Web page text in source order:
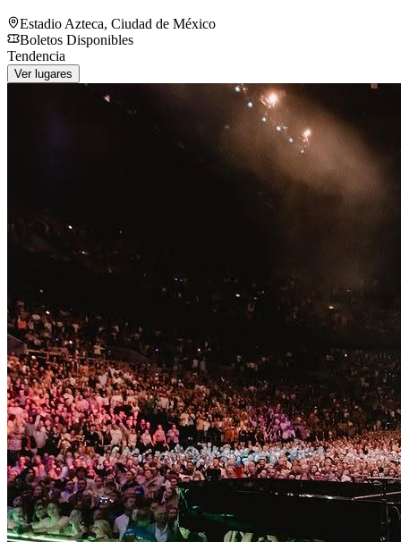
Estadio Azteca, Ciudad de México
Boletos Disponibles
Tendencia
Ver lugares